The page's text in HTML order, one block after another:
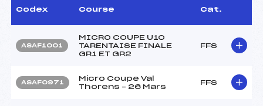
Codex Course Cat.
ASAF1001
MICRO COUPE U10
TARENTAISE FINALE
GR1 ET GR2
FFS
ASAF0971
Micro Coupe Val
Thorens – 26 Mars
FFS